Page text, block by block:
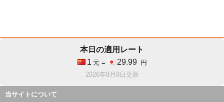
本日の適用レート
1 元 = 29.99
円
2026年8月8日更新
当サイトについて